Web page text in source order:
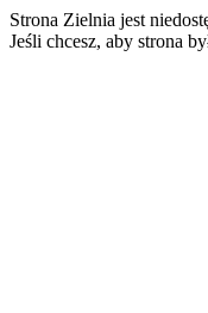
Strona Zielnia jest
Jeśli chcesz, aby strona